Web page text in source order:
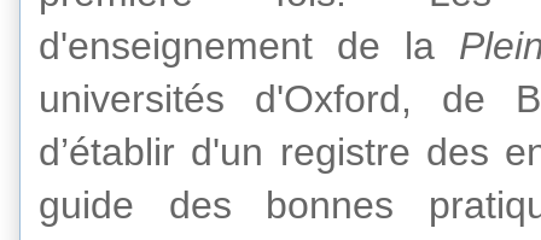
d'enseignement de la
universités
d'Oxford, de
d’établir d'un registre des
guide des bonnes